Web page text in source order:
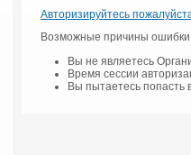
Авторизируйтесь
Возможные причины
Вы не являетесь
Время сессии
Вы пытаетесь попасть